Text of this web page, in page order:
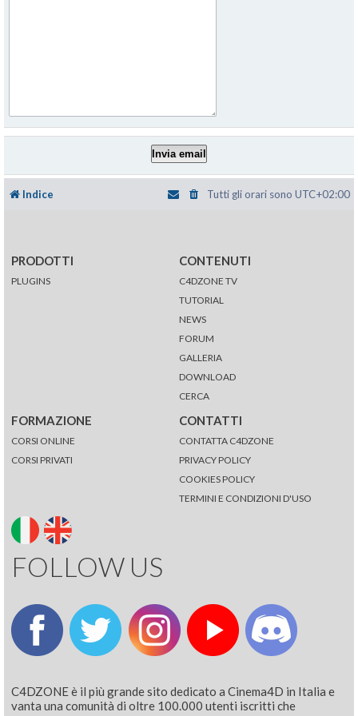
Indice Tutti gli orari sono UTC+02:00
PRODOTTI
PLUGINS
CONTENUTI
C4DZONE TV
TUTORIAL
NEWS
FORUM
GALLERIA
DOWNLOAD
CERCA
FORMAZIONE
CORSI ONLINE
CORSI PRIVATI
CONTATTI
CONTATTA C4DZONE
PRIVACY POLICY
COOKIES POLICY
TERMINI E CONDIZIONI D'USO
FOLLOW US
C4DZONE è il più grande sito dedicato a Cinema4D in Italia e
vanta una comunità di oltre 100.000 utenti iscritti che